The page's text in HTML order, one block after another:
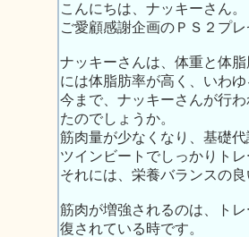
こんにちは、ナッキーさん。
ご愛顧感謝企画のＰＳ２プ
ナッキーさんは、体重と体
には体脂肪率が高く、いわ
今まで、ナッキーさんが行
たのでしょうか。
筋肉量が少なくなり、基礎
ツインビートでしっかりト
それには、栄養バランスの
筋肉が増強されるのは、ト
復されている時です。